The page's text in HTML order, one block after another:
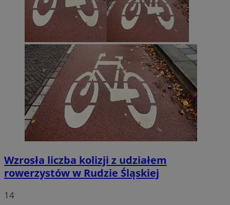
Wzrosła liczba kolizji z udziałem
rowerzystów w Rudzie Śląskiej
14